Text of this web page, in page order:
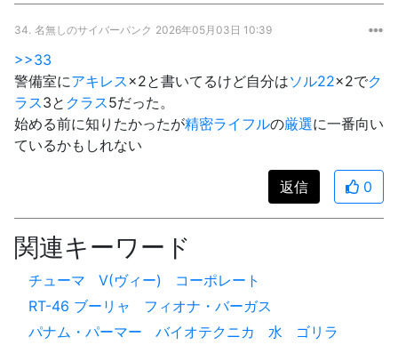
34. 名無しのサイバーパンク 2026年05月03日 10:39
>>33
警備室にアキレス×2と書いてるけど自分はソル22×2でク
ラス3と クラス5だった。
始める前に知りたかったが精密ライフルの厳選に一番向い
ているかもしれない
返信 0
関連キーワード
チューマ V(ヴィー)
コーポレート
RT-46 ブーリャ
フィオナ・バーガス
パナム・パーマー
バイオテクニカ 水
ゴリラ